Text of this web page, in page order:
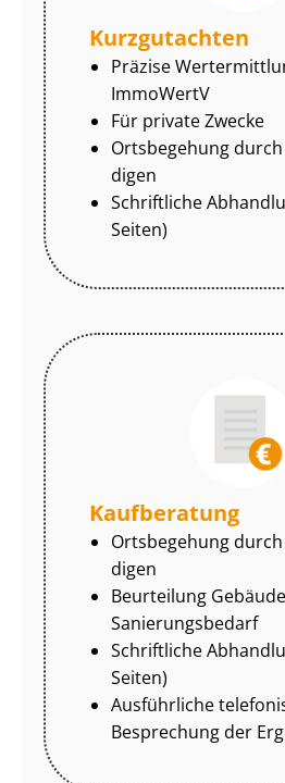
Kurzgutachten
Präzise
ImmoWertV
Für private Zwecke
Ortsbegehung
di­gen
Schriftliche
Seiten)
Kaufberatung
Ortsbegehung
di­gen
Beurteilung
Sa­nie­rungs­be­darf
Schriftliche
Seiten)
Ausführliche
Besprechung der